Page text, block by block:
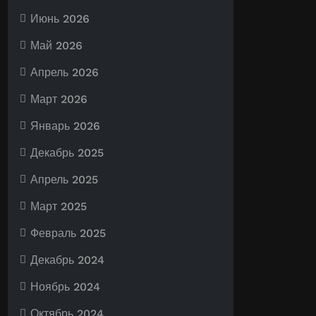
Июнь 2026
Май 2026
Апрель 2026
Март 2026
Январь 2026
Декабрь 2025
Апрель 2025
Март 2025
Февраль 2025
Декабрь 2024
Ноябрь 2024